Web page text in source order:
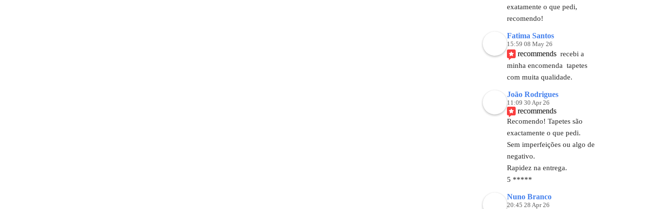
exatamente o que pedi,
recomendo!
Fatima Santos
15:59 08 May 26
recommends recebi a
minha encomenda  tapetes
com muita qualidade.
João Rodrigues
11:09 30 Apr 26
recommends
Recomendo! Tapetes são
exactamente o que pedi.
Sem imperfeições ou algo de
negativo.
Rapidez na entrega.
5 *****
Nuno Branco
20:45 28 Apr 26